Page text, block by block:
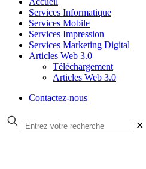
Services Informatique
Services Mobile
Services Impression
Services Marketing Digital
Articles Web 3.0
Téléchargement
Articles Web 3.0
Contactez-nous
✕